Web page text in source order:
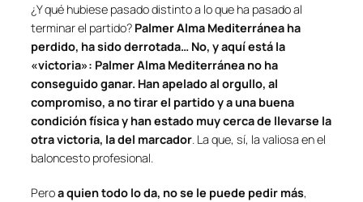
¿Y qué hubiese pasado distinto a lo que ha pasado al
terminar el partido? Palmer Alma Mediterránea ha
perdido, ha sido derrotada… No, y aquí está la
«victoria»: Palmer Alma Mediterránea no ha
conseguido ganar. Han apelado al orgullo, al
compromiso, a no tirar el partido y a una buena
condición física y han estado muy cerca de llevarse la
otra victoria, la del marcador. La que, sí, la valiosa en el
baloncesto profesional.
Peroa quien todo lo da, no se le puede pedir más,